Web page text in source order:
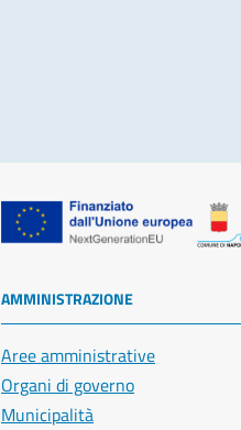
AMMINISTRAZIONE
Aree amministrative
Organi di governo
Municipalità